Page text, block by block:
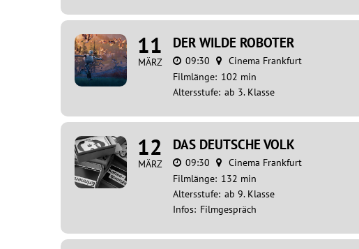
11
MÄRZ
DER WILDE ROBOTER
09:30
Cinema Frankfurt
Filmlänge: 102 min
Altersstufe: ab 3. Klasse
12
MÄRZ
DAS DEUTSCHE VOLK
09:30
Cinema Frankfurt
Filmlänge: 132 min
Altersstufe: ab 9. Klasse
Infos: Filmgespräch